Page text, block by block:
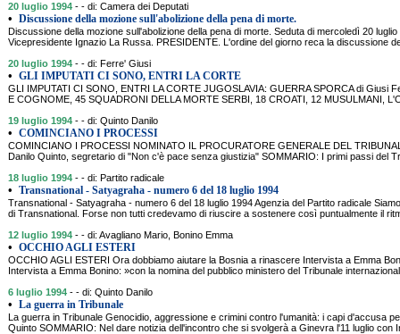
20 luglio 1994 - - di: Camera dei Deputati
• Discussione della mozione sull'abolizione della pena di morte.
Discussione della mozione sull'abolizione della pena di morte. Seduta di mercoledì 20
Vicepresidente Ignazio La Russa. PRESIDENTE. L'ordine del giorno reca la discussione
20 luglio 1994 - - di: Ferre' Giusi
• GLI IMPUTATI CI SONO, ENTRI LA CORTE
GLI IMPUTATI CI SONO, ENTRI LA CORTE JUGOSLAVIA: GUERRA SPORCA di Giusi
E COGNOME, 45 SQUADRONI DELLA MORTE SERBI, 18 CROATI, 12 MUSULMANI,
19 luglio 1994 - - di: Quinto Danilo
• COMINCIANO I PROCESSI
COMINCIANO I PROCESSI NOMINATO IL PROCURATORE GENERALE DEL
Danilo Quinto, segretario di "Non c'è pace senza giustizia" SOMMARIO: I primi passi del
18 luglio 1994 - - di: Partito radicale
• Transnational - Satyagraha - numero 6 del 18 luglio 1994
Transnational - Satyagraha - numero 6 del 18 luglio 1994 Agenzia del Partito radicale
di Transnational. Forse non tutti credevamo di riuscire a sostenere così puntualmente il
12 luglio 1994 - - di: Avagliano Mario, Bonino Emma
• OCCHIO AGLI ESTERI
OCCHIO AGLI ESTERI Ora dobbiamo aiutare la Bosnia a rinascere Intervista a Emma
Intervista a Emma Bonino: »con la nomina del pubblico ministero del Tribunale
6 luglio 1994 - - di: Quinto Danilo
• La guerra in Tribunale
La guerra in Tribunale Genocidio, aggressione e crimini contro l'umanità: i capi d'accusa
Quinto SOMMARIO: Nel dare notizia dell'incontro che si svolgerà a Ginevra l'11 luglio con